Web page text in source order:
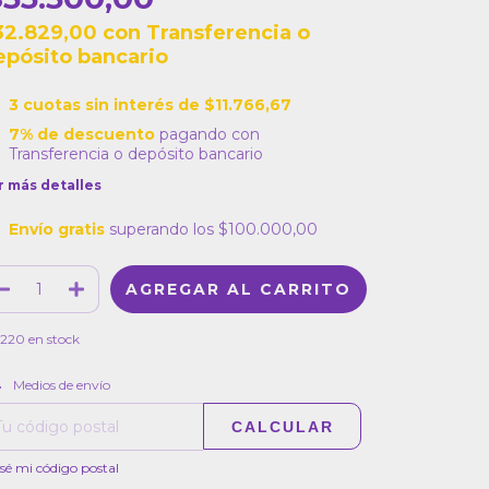
con Transferencia o
bancario
3 cuotas sin interés de $11.766,67
7% de descuentopagando con
Transferencia o depósito bancario
más detalles
Envío gratis superando los $100.000,00
220 en stock
para el CP:
Medios de envío
CALCULAR
mi código postal